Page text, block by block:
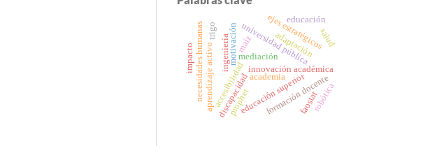
innovación académica
universidad pública
discapacidad
accesibilidadeducación superior
formación docente
aprendizaje activo motivación mediaciónadaptación
necesidades humanas ejes estratégicos
ingeniería
impacto
academia
prophet faostat
maíz
trigo
educación
robótica
salud